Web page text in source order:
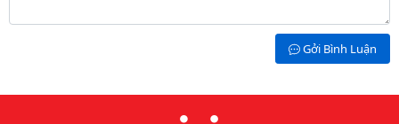
Gởi Bình Luận